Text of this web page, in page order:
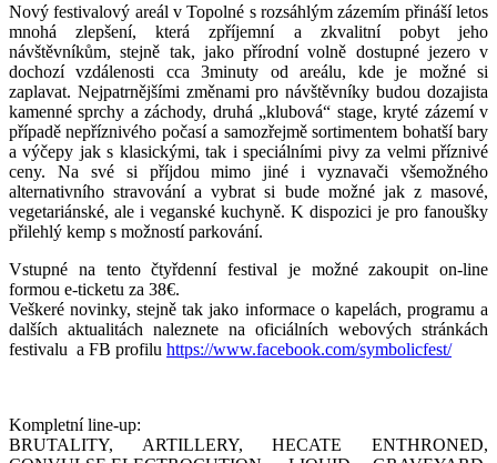
Nový festivalový areál v Topolné s rozsáhlým zázemím přináší letos
mnohá zlepšení, která zpříjemní a zkvalitní pobyt jeho
návštěvníkům, stejně tak, jako přírodní volně dostupné jezero v
dochozí vzdálenosti cca 3minuty od areálu, kde je možné si
zaplavat. Nejpatrnějšími změnami pro návštěvníky budou dozajista
kamenné sprchy a záchody, druhá „klubová“ stage, kryté zázemí v
případě nepříznivého počasí a samozřejmě sortimentem bohatší bary
a výčepy jak s klasickými, tak i speciálními pivy za velmi příznivé
ceny. Na své si příjdou mimo jiné i vyznavači všemožného
alternativního stravování a vybrat si bude možné jak z masové,
vegetariánské, ale i veganské kuchyně. K dispozici je pro fanoušky
přilehlý kemp s možností parkování.
Vstupné na tento čtyřdenní festival je možné zakoupit on-line
formou e-ticketu za 38€.
Veškeré novinky, stejně tak jako informace o kapelách, programu a
dalších aktualitách naleznete na oficiálních webových stránkách
festivalu a FB profilu https://www.facebook.com/symbolicfest/
Kompletní line-up:
BRUTALITY, ARTILLERY, HECATE ENTHRONED,